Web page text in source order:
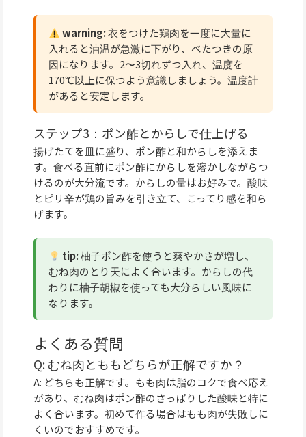
warning:衣をつけた鶏肉を一度に大量に
入れると油温が急激に下がり、べたつきの原
因になります。2〜3切れずつ入れ、温度を
170℃以上に保つよう意識しましょう。温度計
があると安定します。
ステップ3：ポン酢とからしで仕上げる
揚げたてを皿に盛り、ポン酢と和からしを添えま
す。食べる直前にポン酢にからしを溶かしながらつ
けるのが大分流です。からしの量はお好みで。酸味
とピリ辛が鶏の旨みを引き立て、こってり感を和ら
げます。
tip:柚子ポン酢を使うと爽やかさが増し、
むね肉のとり天によく合います。からしの代
わりに柚子胡椒を使っても大分らしい風味に
なります。
よくある質問
Q: むね肉とももどちらが正解ですか？
A: どちらも正解です。もも肉は脂のコクで食べ応え
があり、むね肉はポン酢のさっぱりした酸味と特に
よく合います。初めて作る場合はもも肉が失敗しに
くいのでおすすめです。